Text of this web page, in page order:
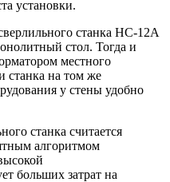
установки.
станка НС-12А
стол. Тогда и
местного
станка на том же
у стены удобно
станка считается
алгоритмом
больших затрат на